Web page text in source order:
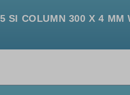
SI COLUMN 300 X 4 MM